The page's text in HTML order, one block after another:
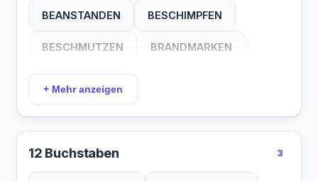
VERTEUFELN
BEANSTANDEN BESCHIMPFEN
BESCHMUTZEN BRANDMARKEN
KRITISIEREN MADIGMACHEN
+ Mehr anzeigen
12 Buchstaben 3